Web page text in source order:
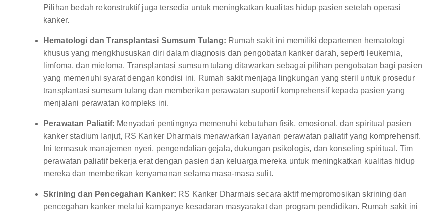
Pilihan bedah rekonstruktif juga tersedia untuk meningkatkan kualitas hidup pasien setelah operasi
kanker.
Hematologi dan Transplantasi Sumsum Tulang: Rumah sakit ini memiliki departemen hematologi
khusus yang mengkhususkan diri dalam diagnosis dan pengobatan kanker darah, seperti leukemia,
limfoma, dan mieloma. Transplantasi sumsum tulang ditawarkan sebagai pilihan pengobatan bagi pasien
yang memenuhi syarat dengan kondisi ini. Rumah sakit menjaga lingkungan yang steril untuk prosedur
transplantasi sumsum tulang dan memberikan perawatan suportif komprehensif kepada pasien yang
menjalani perawatan kompleks ini.
Perawatan Paliatif: Menyadari pentingnya memenuhi kebutuhan fisik, emosional, dan spiritual pasien
kanker stadium lanjut, RS Kanker Dharmais menawarkan layanan perawatan paliatif yang komprehensif.
Ini termasuk manajemen nyeri, pengendalian gejala, dukungan psikologis, dan konseling spiritual. Tim
perawatan paliatif bekerja erat dengan pasien dan keluarga mereka untuk meningkatkan kualitas hidup
mereka dan memberikan kenyamanan selama masa-masa sulit.
Skrining dan Pencegahan Kanker: RS Kanker Dharmais secara aktif mempromosikan skrining dan
pencegahan kanker melalui kampanye kesadaran masyarakat dan program pendidikan. Rumah sakit ini